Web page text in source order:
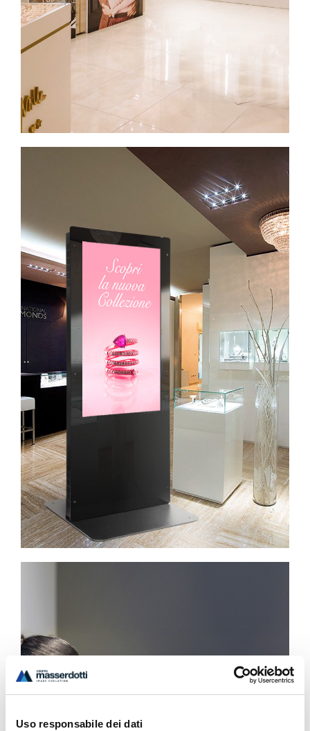
Uso responsabile dei dati